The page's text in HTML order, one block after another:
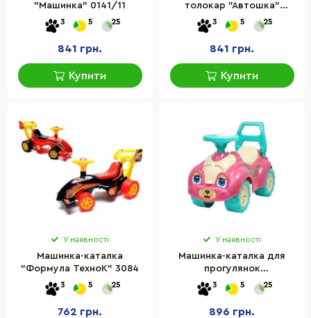
"Машинка" 0141/11
3 5 25
841 грн.
Купити
толокар "Автошка"
DOLONI TOYS 0141/05
пластик
3 5 25
841 грн.
Купити
У наявності
Машинка-каталка
"Формула ТехноК" 3084
3 5 25
762 грн.
У наявності
Машинка-каталка для
прогулянок
3503/3510/2315/3268/0823/
3 5 25
896 грн.